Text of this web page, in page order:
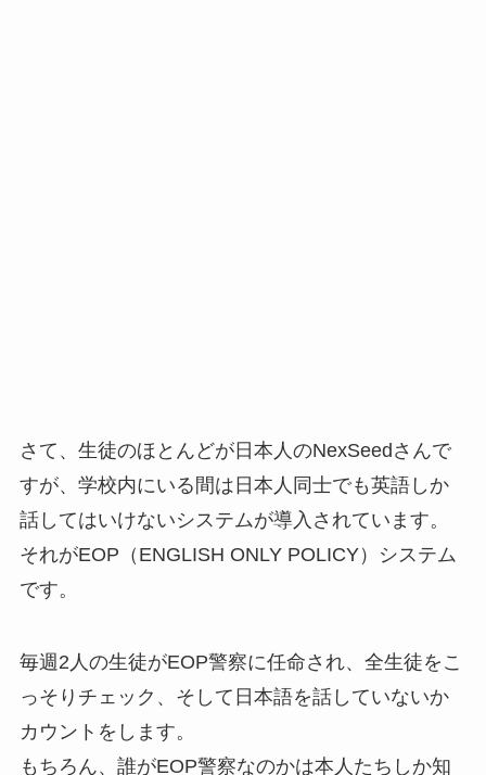
さて、生徒のほとんどが日本人のNexSeedさんで
すが、学校内にいる間は日本人同士でも英語しか
話してはいけないシステムが導入されています。
それがEOP（ENGLISH ONLY POLICY）システム
です。
毎週2人の生徒がEOP警察に任命され、全生徒をこ
っそりチェック、そして日本語を話していないか
カウントをします。
もちろん、誰がEOP警察なのかは本人たちしか知